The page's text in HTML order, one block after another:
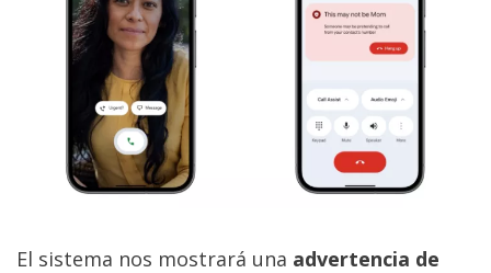
El sistema nos mostrará una advertencia de